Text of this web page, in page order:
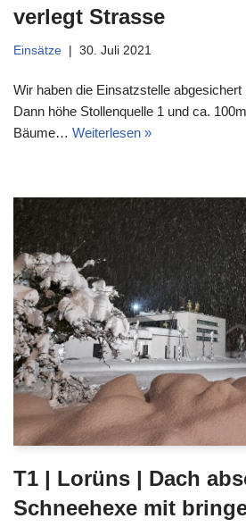
verlegt Strasse
Einsätze 30. Juli 2021
Wir haben die Einsatzstelle
Dann höhe Stollenquelle 1 und ca.
Bäume… Weiterlesen »
T1 | Lorüns | Dach
Schneehexe mit